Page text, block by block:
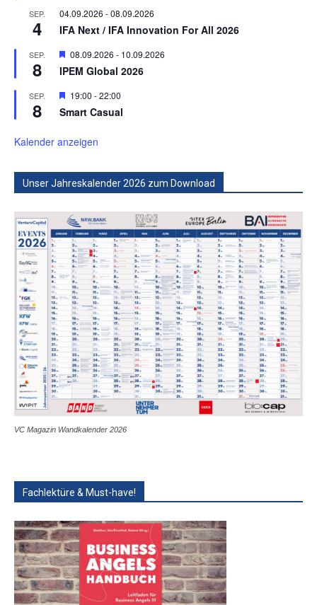
SEP.
4
04.09.2026 -08.09.2026
IFA Next / IFA Innovation For All 2026
SEP.
8
Hervorgehoben
08.09.2026 - 10.09.2026
IPEM Global 2026
SEP.
8
Hervorgehoben
19:00 -22:00
Smart Casual
Kalender anzeigen
Unser Jahreskalender 2026 zum Download
VC Magazin Wandkalender 2026
Fachlektüre & Must-have!